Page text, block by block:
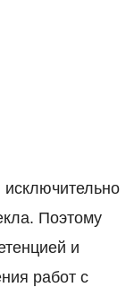
Поэтому
и
работ с